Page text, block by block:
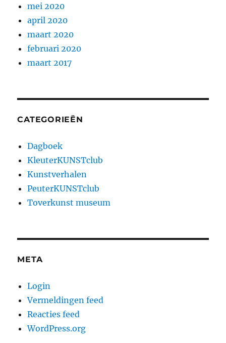
mei 2020
april 2020
maart 2020
februari 2020
maart 2017
CATEGORIEËN
Dagboek
KleuterKUNSTclub
Kunstverhalen
PeuterKUNSTclub
Toverkunst museum
META
Login
Vermeldingen feed
Reacties feed
WordPress.org